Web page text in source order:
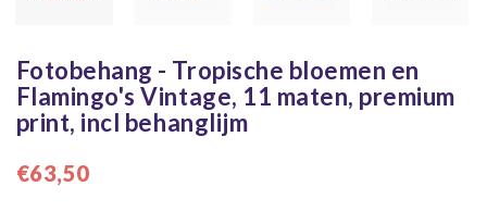
Fotobehang - Tropische bloemen en
Flamingo's Vintage, 11 maten, premium
print, incl behanglijm
€63,50